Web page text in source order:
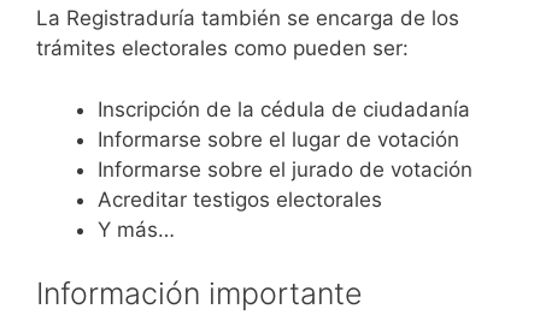
La Registraduría también se encarga de los
trámites electorales como pueden ser:
Inscripción de la cédula de ciudadanía
Informarse sobre el lugar de votación
Informarse sobre el jurado de votación
Acreditar testigos electorales
Y más…
Información importante